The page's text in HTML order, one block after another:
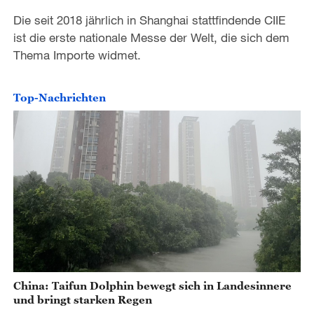
Die seit 2018 jährlich in Shanghai stattfindende CIIE
ist die erste nationale Messe der Welt, die sich dem
Thema Importe widmet.
Top-Nachrichten
China: Taifun Dolphin bewegt sich in Landesinnere
und bringt starken Regen